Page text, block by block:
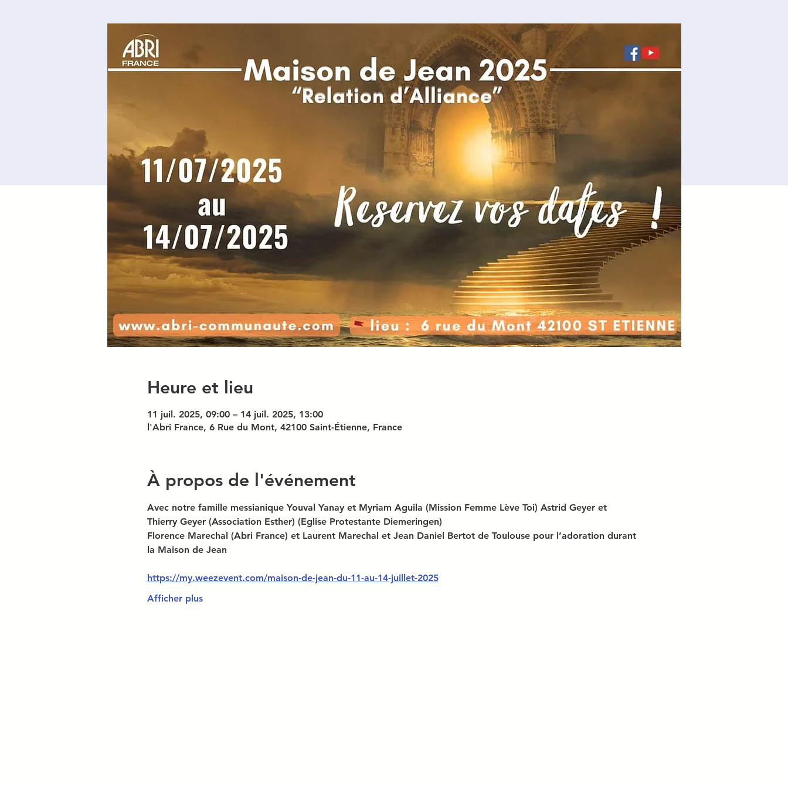
Heure et lieu
11 juil. 2025, 09:00 – 14 juil. 2025, 13:00
l'Abri France, 6 Rue du Mont, 42100 Saint-Étienne, France
À propos de l'événement
Avec notre famille messianique Youval Yanay et Myriam Aguila (Mission Femme Lève Toi) Astrid Geyer et
Thierry Geyer (Association Esther) (Eglise Protestante Diemeringen)
Florence Marechal (Abri France) et Laurent Marechal et Jean Daniel Bertot de Toulouse pour l’adoration durant
la Maison de Jean
https://my.weezevent.com/maison-de-jean-du-11-au-14-juillet-2025
Afficher plus